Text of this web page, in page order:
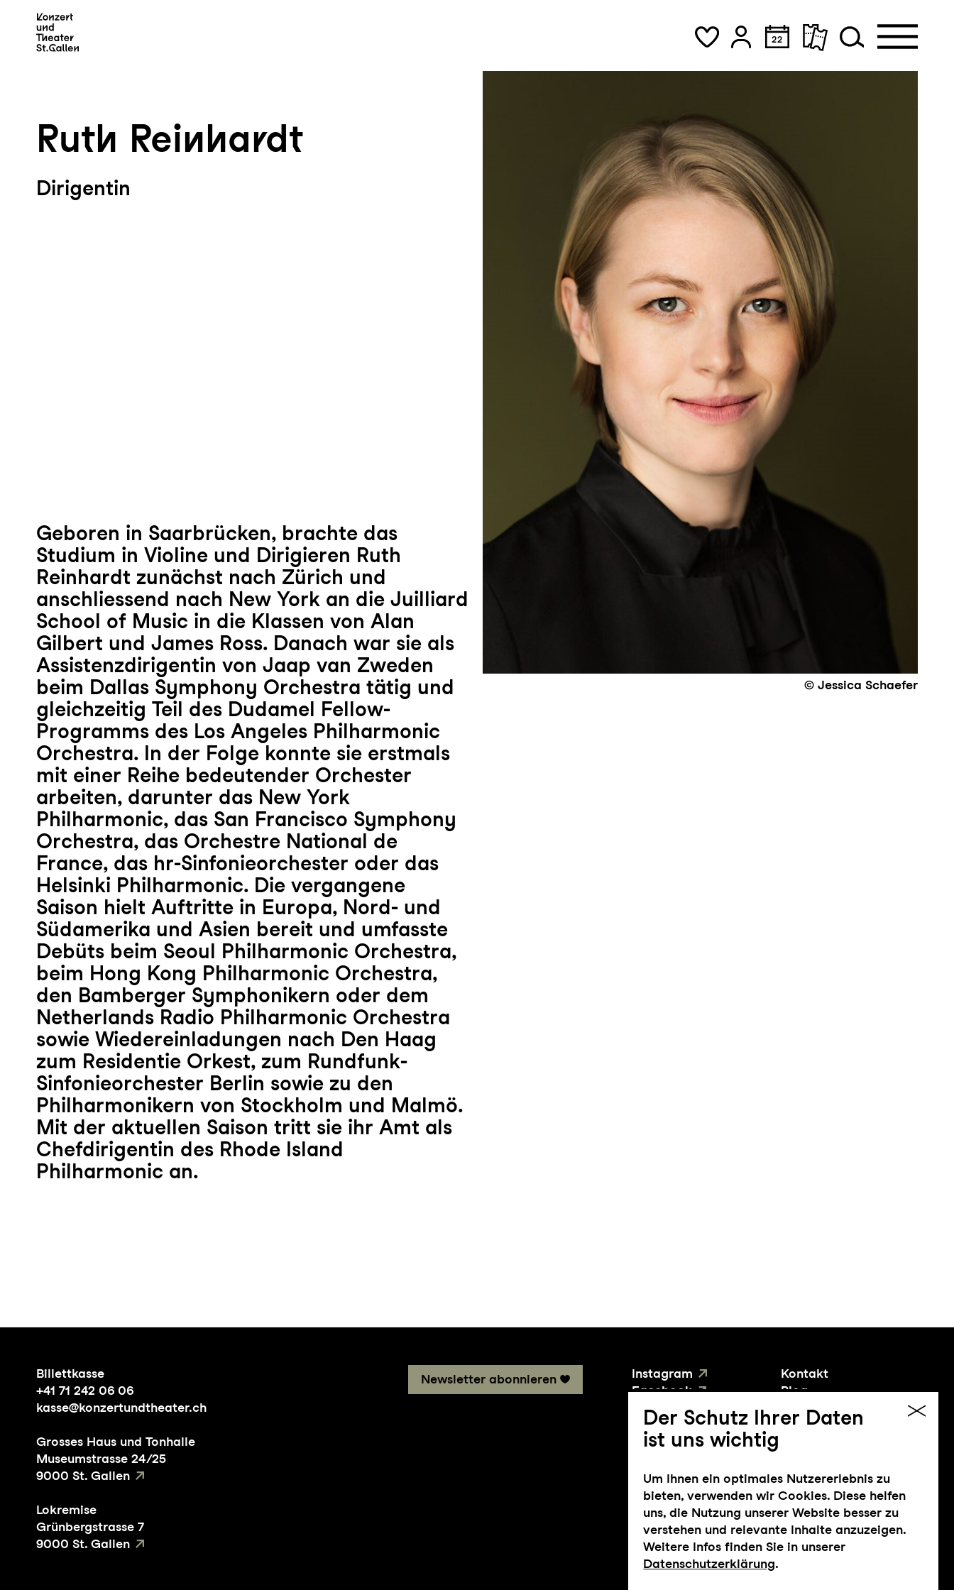
Ruth Reinhardt
Dirigentin
© Jessica Schaefer
Geboren in Saarbrücken, brachte das
Studium in Violine und Dirigieren Ruth
Reinhardt zunächst nach Zürich und
anschliessend nach New York an die Juilliard
School of Music in die Klassen von Alan
Gilbert und James Ross. Danach war sie als
Assistenzdirigentin von Jaap van Zweden
beim Dallas Symphony Orchestra tätig und
gleichzeitig Teil des Dudamel Fellow-
Programms des Los Angeles Philharmonic
Orchestra. In der Folge konnte sie erstmals
mit einer Reihe bedeutender Orchester
arbeiten, darunter das New York
Philharmonic, das San Francisco Symphony
Orchestra, das Orchestre National de
France, das hr-Sinfonieorchester oder das
Helsinki Philharmonic. Die vergangene
Saison hielt Auftritte in Europa, Nord- und
Südamerika und Asien bereit und umfasste
Debüts beim Seoul Philharmonic Orchestra,
beim Hong Kong Philharmonic Orchestra,
den Bamberger Symphonikern oder dem
Netherlands Radio Philharmonic Orchestra
sowie Wiedereinladungen nach Den Haag
zum Residentie Orkest, zum Rundfunk-
Sinfonieorchester Berlin sowie zu den
Philharmonikern von Stockholm und Malmö.
Mit der aktuellen Saison tritt sie ihr Amt als
Chefdirigentin des Rhode Island
Philharmonic an.
Billettkasse
+41 71 242 06 06
kasse@konzertundtheater.ch
Grosses Haus und Tonhalle
Museumstrasse 24/25
9000 St. Gallen
Lokremise
Grünbergstrasse 7
9000 St. Gallen
Newsletter abonnieren
Instagram
Facebook
YouTube
Kontakt
Blog
Presse
Der Schutz Ihrer Daten
ist uns wichtig
Um Ihnen ein optimales Nutzererlebnis zu
bieten, verwenden wir Cookies. Diese helfen
uns, die Nutzung unserer Website besser zu
verstehen und relevante Inhalte anzuzeigen.
Weitere Infos finden Sie in unserer
Datenschutzerklärung.